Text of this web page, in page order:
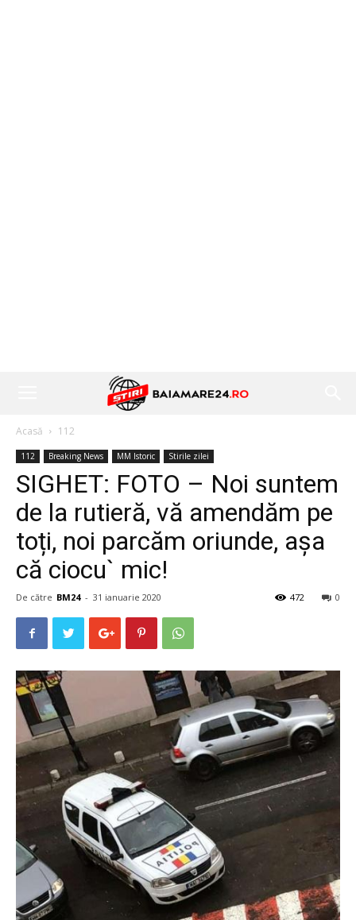
Acasă 112
112 Breaking News MM Istoric Stirile zilei
SIGHET: FOTO – Noi suntem
de la rutieră, vă amendăm pe
toți, noi parcăm oriunde, așa
că ciocu` mic!
De către BM24 - 31 ianuarie 2020 0
472